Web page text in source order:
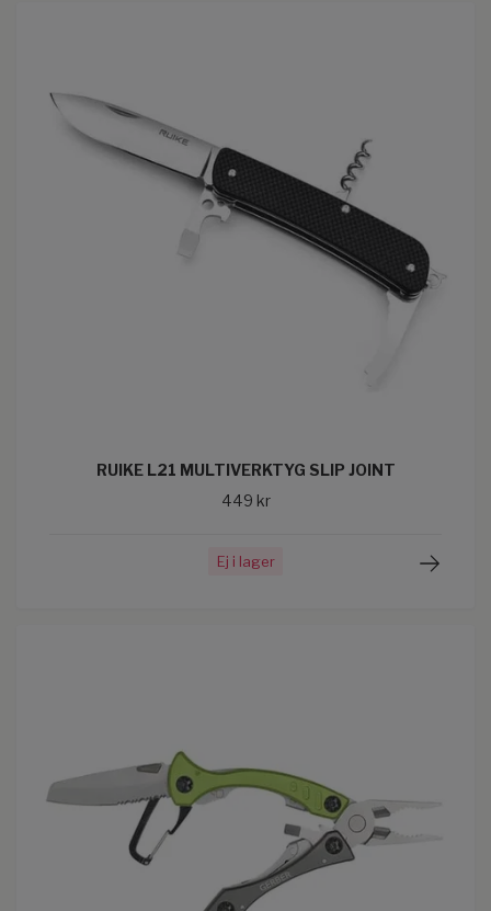
RUIKE L21 MULTIVERKTYG SLIP JOINT
449 kr
Ej i lager